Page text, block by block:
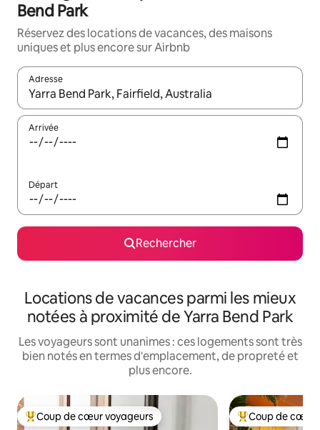
Bend Park
Réservez des locations de vacances, des maisons
uniques et plus encore sur Airbnb
Adresse
Lorsque les résultats s'affichent, utilisez les flèches vers le
Arrivée
Départ
Rechercher
Locations de vacances parmi les mieux
notées à proximité de Yarra Bend Park
Les voyageurs sont unanimes : ces logements sont très
bien notés en termes d'emplacement, de propreté et
plus encore.
Coups de cœur voyageurs les plus appréciés
Coup de cœur voyageurs Coups de cœur
Coup de cœur